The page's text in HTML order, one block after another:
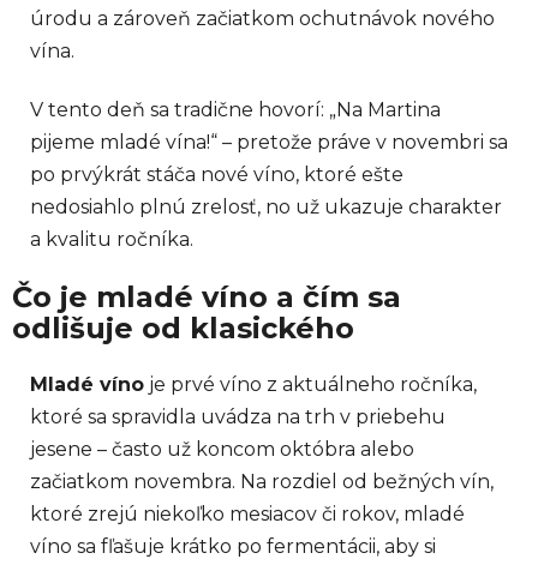
úrodu a zároveň začiatkom ochutnávok nového
vína.
V tento deň sa tradične hovorí: „Na Martina
pijeme mladé vína!“ – pretože práve v novembri sa
po prvýkrát stáča nové víno, ktoré ešte
nedosiahlo plnú zrelosť, no už ukazuje charakter
a kvalitu ročníka.
Čo je mladé víno a čím sa
odlišuje od klasického
Mladé víno je prvé víno z aktuálneho ročníka,
ktoré sa spravidla uvádza na trh v priebehu
jesene – často už koncom októbra alebo
začiatkom novembra. Na rozdiel od bežných vín,
ktoré zrejú niekoľko mesiacov či rokov, mladé
víno sa fľašuje krátko po fermentácii, aby si